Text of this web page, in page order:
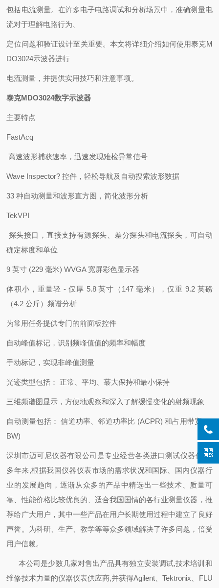
包括电流测量。在许多电子电路调试和分析场景中，准确测量电
流对于理解电路行为、
定位问题和验证设计至关重要。本文将详细介绍如何使用泰克M
DO3024示波器进行
电流测量，并提供实用技巧和注意事项。
泰克MDO3024数字示波器
主要特点
FastAcq
高速波形捕获速率，迅速发现难检异常信号
Wave Inspector? 控件，轻松导航及自动搜索波形数据
33 种自动测量和波形直方图，简化波形分析
TekVPI
探头接口，直接支持有源探头、差分探头和电流探头，可自动
确定标度和单位
9 英寸 (229 毫米) WVGA 宽屏彩色显示器
体积小，重量轻 - 仅厚 5.8 英寸（147 毫米），仅重 9.2 英磅
（4.2 公斤）频谱分析
为常用任务提供专门的前面板控件
自动峰值标记，识别频峰值值的频率和幅度
手动标记，实现非峰值测量
光迹类型包括： 正常、平均、蕞大保持和最小保持
三维频谱图显示，方便地观察和深入了解缓慢变化的射频现象
自动测量包括： 信道功率、邻道功率比 (ACPR) 和占用带宽 (O
BW)
深圳市迈可尼仪器有限公司是专业经营各类进口测试仪器仪表,
多年来,根据我国仪器仪表市场的需求状况和国际、国内仪器行
业的发展趋向，逐渐从众多的产品中精选出一些技术、质量可
靠、性能价格比较优良的、适合我国国情的各行业测量仪器，推
荐给广大用户，其中一些产品在用户长期使用过程中建立了良好
声誉。为科研、生产、教学等等众多领域解决了许多问题，倍受
用户信赖。
本公司是少数几家对售出产品具有独立安装调试,技术培训和
维修技术力量的仪器仪表供应商,并获得Agilent、Tektronix、FLU